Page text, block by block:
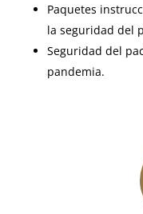
Paquetes
la seguridad del
Seguridad del
pandemia.